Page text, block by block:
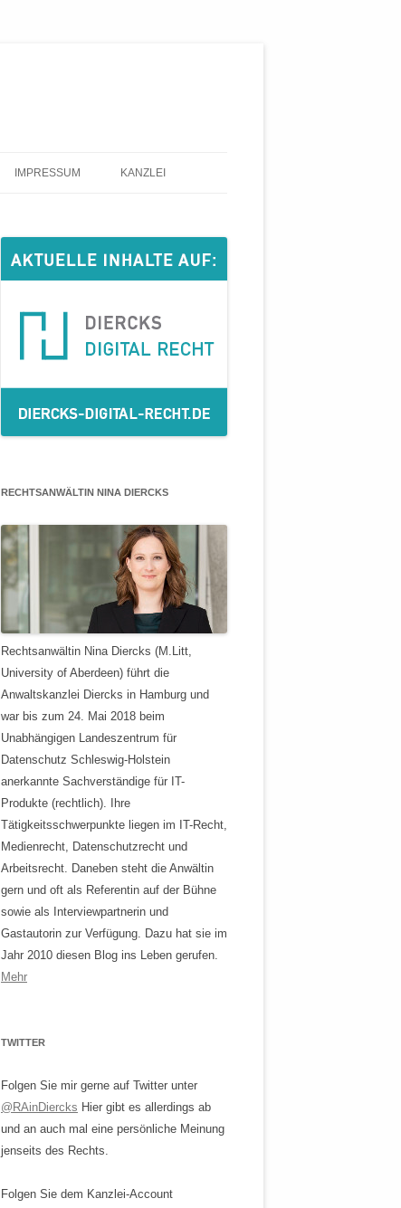
IMPRESSUM KANZLEI
RECHTSANWÄLTIN NINA DIERCKS
Rechtsanwältin Nina Diercks (M.Litt,
University of Aberdeen) führt die
Anwaltskanzlei Diercks in Hamburg und
war bis zum 24. Mai 2018 beim
Unabhängigen Landeszentrum für
Datenschutz Schleswig-Holstein
anerkannte Sachverständige für IT-
Produkte (rechtlich). Ihre
Tätigkeitsschwerpunkte liegen im IT-Recht,
Medienrecht, Datenschutzrecht und
Arbeitsrecht. Daneben steht die Anwältin
gern und oft als Referentin auf der Bühne
sowie als Interviewpartnerin und
Gastautorin zur Verfügung. Dazu hat sie im
Jahr 2010 diesen Blog ins Leben gerufen.
Mehr
TWITTER
Folgen Sie mir gerne auf Twitter unter
@RAinDiercks Hier gibt es allerdings ab
und an auch mal eine persönliche Meinung
jenseits des Rechts.
Folgen Sie dem Kanzlei-Account